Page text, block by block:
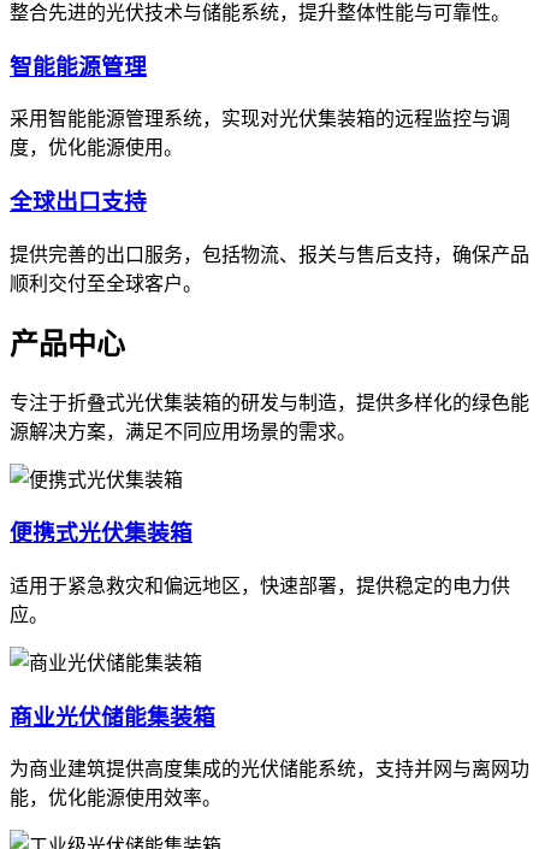
整合先进的光伏技术与储能系统，提升整体性能与可靠性。
智能能源管理
采用智能能源管理系统，实现对光伏集装箱的远程监控与调
度，优化能源使用。
全球出口支持
提供完善的出口服务，包括物流、报关与售后支持，确保产品
顺利交付至全球客户。
产品中心
专注于折叠式光伏集装箱的研发与制造，提供多样化的绿色能
源解决方案，满足不同应用场景的需求。
便携式光伏集装箱
适用于紧急救灾和偏远地区，快速部署，提供稳定的电力供
应。
商业光伏储能集装箱
为商业建筑提供高度集成的光伏储能系统，支持并网与离网功
能，优化能源使用效率。